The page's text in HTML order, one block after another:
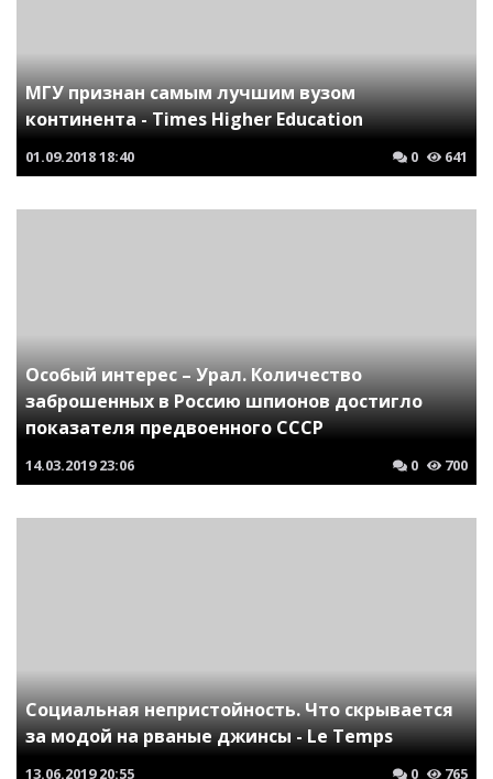
МГУ признан самым лучшим вузом
континента - Times Higher Education
01.09.201818:40 0 641
Особый интерес – Урал. Количество
заброшенных в Россию шпионов достигло
показателя предвоенного СССР
14.03.2019 23:06 0 700
Социальная непристойность. Что скрывается
за модой на рваные джинсы - Le Temps
13.06.2019 20:55 0 765